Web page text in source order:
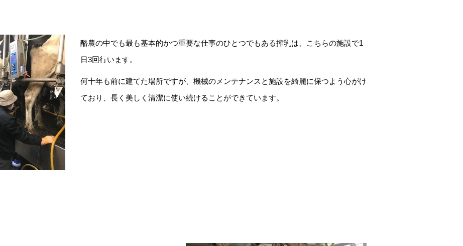
酪農の中でも最も基本的かつ重要な仕事のひとつでもある搾乳は、こちらの施設で1
日3回行います。
何十年も前に建てた場所ですが、機械のメンテナンスと施設を綺麗に保つよう心がけ
ており、長く美しく清潔に使い続けることができています。